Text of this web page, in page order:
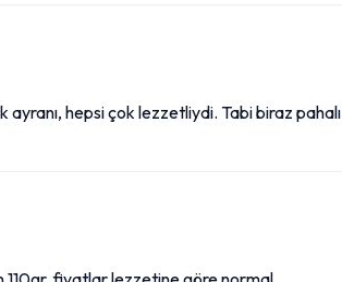
hepsi çok lezzetliydi. Tabi biraz pahalı